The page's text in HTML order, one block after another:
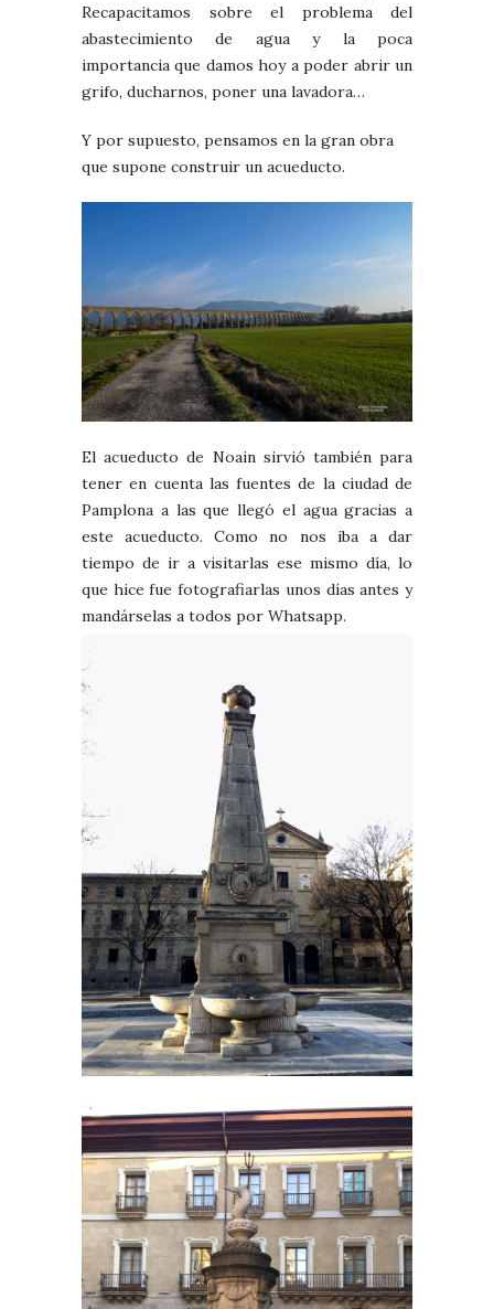
Recapacitamos sobre el problema del
abastecimiento de agua y la poca
importancia que damos hoy a poder abrir un
grifo, ducharnos, poner una lavadora…
Y por supuesto, pensamos en la gran obra
que supone construir un acueducto.
El acueducto de Noain sirvió también para
tener en cuenta las fuentes de la ciudad de
Pamplona a las que llegó el agua gracias a
este acueducto. Como no nos iba a dar
tiempo de ir a visitarlas ese mismo día, lo
que hice fue fotografiarlas unos días antes y
mandárselas a todos por Whatsapp.